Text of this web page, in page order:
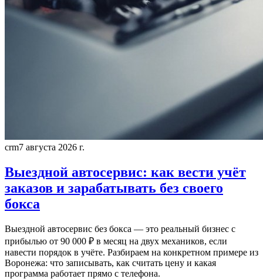
crm7 августа 2026 г.
Выездной автосервис: как вести учёт
заказов и зарабатывать без своего
бокса
Выездной автосервис без бокса — это реальный бизнес с
прибылью от 90 000 ₽ в месяц на двух механиков, если
навести порядок в учёте. Разбираем на конкретном примере из
Воронежа: что записывать, как считать цену и какая
программа работает прямо с телефона.